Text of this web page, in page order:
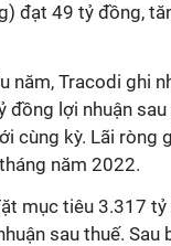
đạt 49 tỷ đồng,
năm, Tracodi ghi
đồng lợi nhuận
cùng kỳ. Lãi ròng
năm 2022.
mục tiêu 3.317
sau thuế. Sau